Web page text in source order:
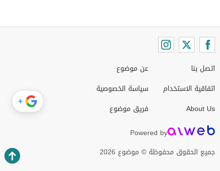
اتصل بنا
اتفاقية الاستخدام
About Us
عن موضوع
سياسة الخصوصية
فريق موضوع
Powered by
جميع الحقوق محفوظة © موضوع 2026
+